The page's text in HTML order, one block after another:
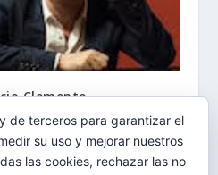
Clemente
el Ciclo de Música de
de terceros para garantizar el
su uso y mejorar nuestros
las cookies, rechazar las no